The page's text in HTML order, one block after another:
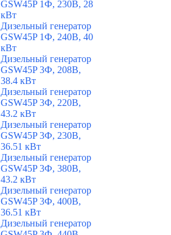
GSW45P 1Ф, 230В, 28
кВт
Дизельный генератор
GSW45P 1Ф, 240В, 40
кВт
Дизельный генератор
GSW45P 3Ф, 208В,
38.4 кВт
Дизельный генератор
GSW45P 3Ф, 220В,
43.2 кВт
Дизельный генератор
GSW45P 3Ф, 230В,
36.51 кВт
Дизельный генератор
GSW45P 3Ф, 380В,
43.2 кВт
Дизельный генератор
GSW45P 3Ф, 400В,
36.51 кВт
Дизельный генератор